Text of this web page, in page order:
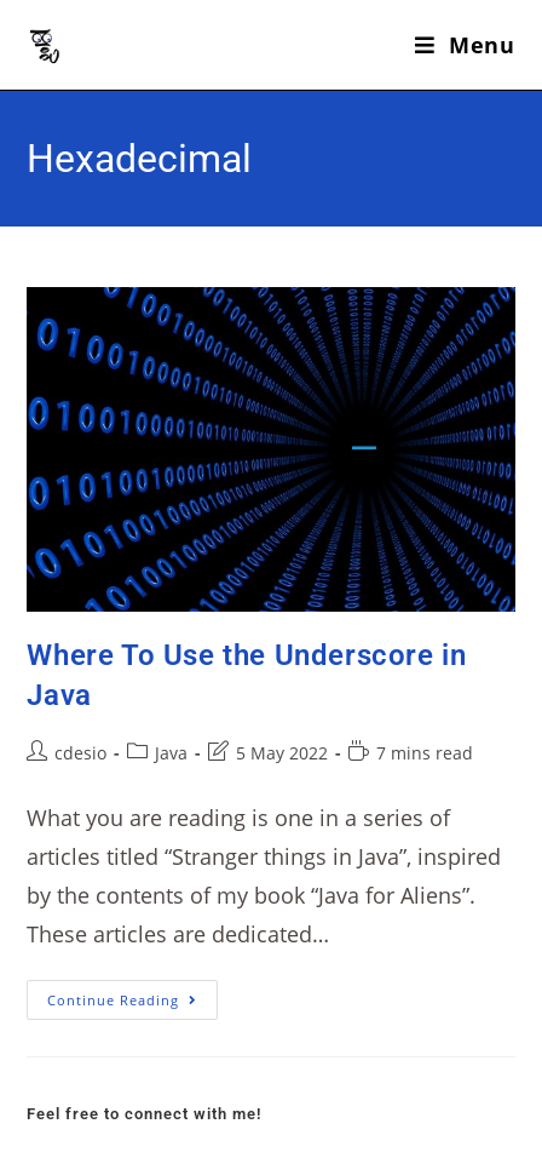
Menu
Hexadecimal
Where To Use the Underscore in
Java
cdesio Java 5 May 2022 7 mins read
What you are reading is one in a series of
articles titled “Stranger things in Java”, inspired
by the contents of my book “Java for Aliens”.
These articles are dedicated…
Continue Reading
Feel free to connect with me!